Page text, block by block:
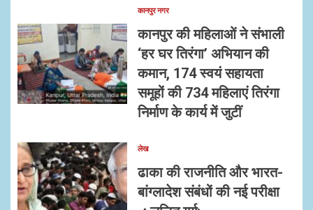
कानपुर नगर
कानपुर की महिलाओं ने संभाली
‘हर घर तिरंगा’ अभियान की
कमान, 174 स्वयं सहायता
समूहों की 734 महिलाएं तिरंगा
निर्माण के कार्य में जुटीं
लेख
ढाका की राजनीति और भारत-
बांग्लादेश संबंधों की नई परीक्षा